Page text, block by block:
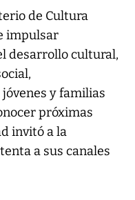
de Cultura
impulsar
desarrollo cultural,
y familias
próximas
invitó a la
a sus canales